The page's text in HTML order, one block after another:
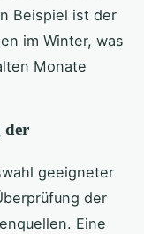
Beispiel ist der
im Winter, was
Monate
der
geeigneter
der
Eine